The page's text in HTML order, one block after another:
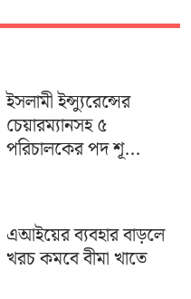
ইসলামী ইন্স্যুরেন্সের
চেয়ারম্যানসহ ৫
পরিচালকের পদ শূ...
এআইয়ের ব্যবহার বাড়লে
খরচ কমবে বীমা খাতে